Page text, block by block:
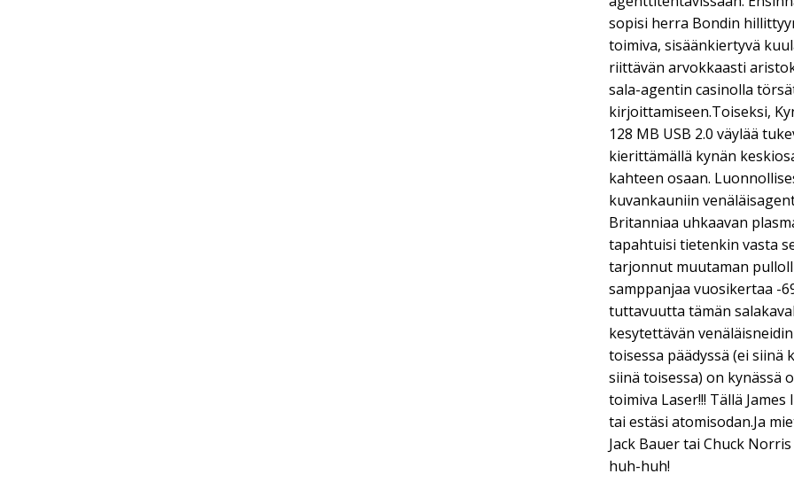
sopisi herra Bondin
toimiva, sisäänkiertyvä
riittävän arvokkaasti
sala-agentin casinolla
kirjoittamiseen.Toiseksi,
128 MB USB 2.0 väylää
kierittämällä kynän
kahteen osaan.
kuvankauniin
Britanniaa uhkaavan
tapahtuisi tietenkin vasta
tarjonnut muutaman
samppanjaa vuosikertaa -
tuttavuutta tämän
kesytettävän
toisessa päädyssä (ei siinä
siinä toisessa) on kynässä
toimiva Laser!!! Tällä
tai estäsi atomisodan.Ja
Jack Bauer tai Chuck
huh-huh!